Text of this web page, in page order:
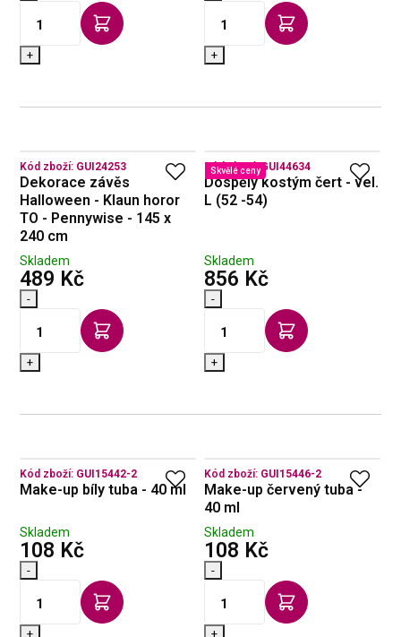
+ +
Kód zboží: GUI24253
Dekorace závěs
Halloween - Klaun horor
TO - Pennywise - 145 x
240 cm
Skladem
489 Kčs DPH
-
+
Skvělé ceny
Kód zboží:GUI44634
Dospělý kostým čert - vel.
L (52 -54)
Skladem
856 Kčs DPH
-
+
Kód zboží: GUI15442-2
Make-up bíly tuba - 40 ml
Skladem
108 Kčs DPH
-
+
Kód zboží: GUI15446-2
Make-up červený tuba -
40 ml
Skladem
108 Kčs DPH
-
+